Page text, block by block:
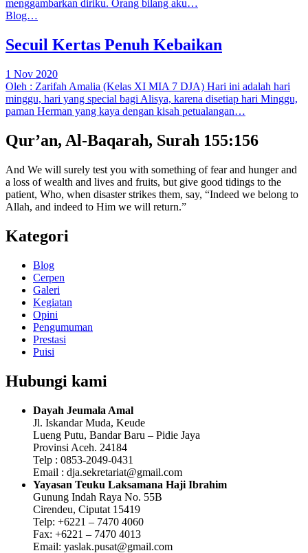
menggambarkan diriku. Orang bilang aku…
Blog…
Secuil Kertas Penuh Kebaikan
1 Nov 2020
Oleh : Zarifah Amalia (Kelas XI MIA 7 DJA) Hari ini adalah hari
minggu, hari yang special bagi Alisya, karena disetiap hari Minggu,
paman Herman yang kaya dengan kisah petualangan…
Qur’an, Al-Baqarah, Surah 155:156
And We will surely test you with something of fear and hunger and
a loss of wealth and lives and fruits, but give good tidings to the
patient, Who, when disaster strikes them, say, “Indeed we belong to
Allah, and indeed to Him we will return.”
Kategori
Blog
Cerpen
Galeri
Kegiatan
Opini
Pengumuman
Prestasi
Puisi
Hubungi kami
Dayah Jeumala Amal
Jl. Iskandar Muda, Keude
Lueng Putu, Bandar Baru – Pidie Jaya
Provinsi Aceh. 24184
Telp : 0853-2049-0431
Email : dja.sekretariat@gmail.com
Yayasan Teuku Laksamana Haji Ibrahim
Gunung Indah Raya No. 55B
Cirendeu, Ciputat 15419
Telp: +6221 – 7470 4060
Fax: +6221 – 7470 4013
Email: yaslak.pusat@gmail.com